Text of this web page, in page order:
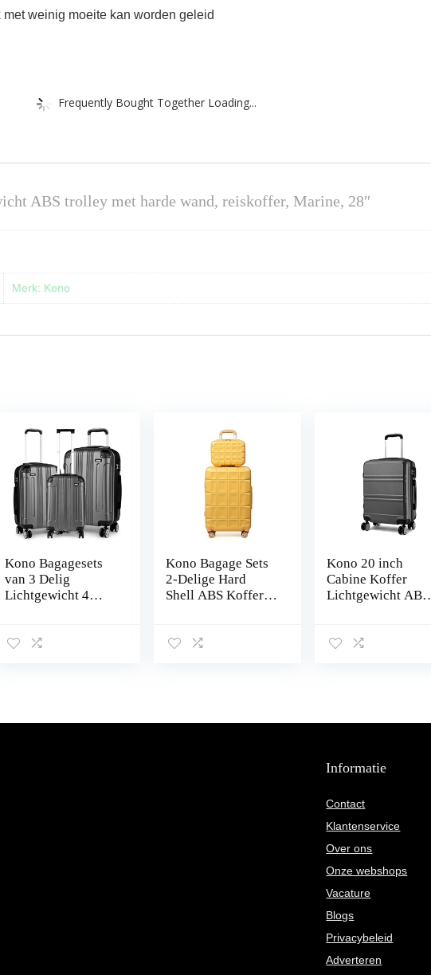
weinig moeite kan worden geleid
Frequently Bought Together Loading...
ABS trolley met harde wand, reiskoffer, Marine, 28″
Merk: Kono
Kono Bagagesets
van 3 Delig
Lichtgewicht 4
Reistrolley Koffers
Kono Bagage Sets
2-Delige Hard
Shell ABS Koffer
Reizen Carry On
Kono 20 inch
Cabine Koffer
Lichtgewicht ABS
Trolley Koffer
Informatie
Contact
Klantenservice
Over ons
Onze webshops
Vacature
Blogs
Privacybeleid
Adverteren